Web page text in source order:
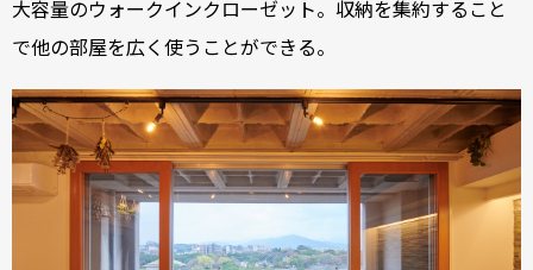
大容量のウォークインクローゼット。収納を集約すること
で他の部屋を広く使うことができる。